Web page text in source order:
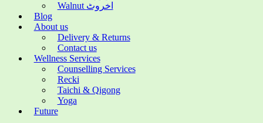
Walnut اخروٹ
Blog
About us
Delivery & Returns
Contact us
Wellness Services
Counselling Services
Recki
Taichi & Qigong
Yoga
Future